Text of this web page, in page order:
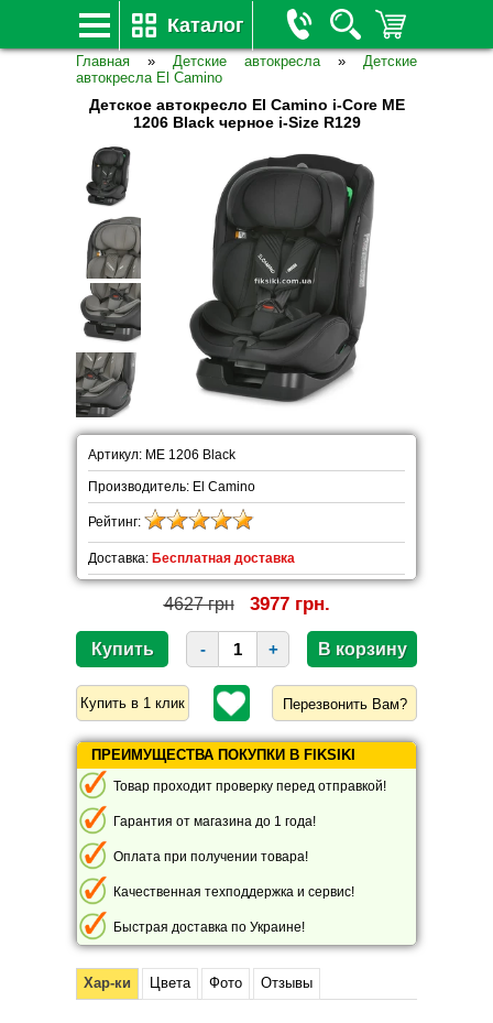
Каталог
Главная » Детские автокресла » Детские
автокресла El Camino
Детское автокресло El Camino i-Core ME
1206 Black черное i-Size R129
Артикул: ME 1206 Black
Производитель: El Camino
Рейтинг:
Доставка: Бесплатная доставка
4627 грн 3977 грн.
- +
Перезвонить Вам?
ПРЕИМУЩЕСТВА ПОКУПКИ В FIKSIKI
Товар проходит проверку перед отправкой!
Гарантия от магазина до 1 года!
Оплата при получении товара!
Качественная техподдержка и сервис!
Быстрая доставка по Украине!
Хар-ки Цвета Фото Отзывы